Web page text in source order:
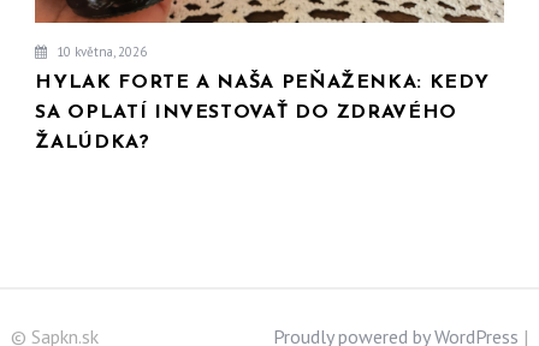
10 května, 2026
HYLAK FORTE A NAŠA PEŇAŽENKA: KEDY
SA OPLATÍ INVESTOVAŤ DO ZDRAVÉHO
ŽALÚDKA?
© Sapkn.sk Proudly powered by WordPress |